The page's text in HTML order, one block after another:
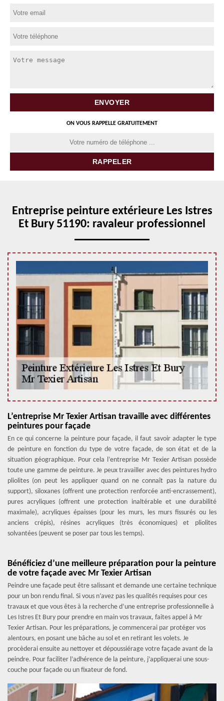
ON VOUS RAPPELLE GRATUITEMENT
Entreprise peinture extérieure Les Istres
Et Bury 51190: ravaleur professionnel
L’entreprise Mr Texier Artisan travaille avec différentes
peintures pour façade
En ce qui concerne la peinture pour façade, il faut savoir adapter le type
de peinture en fonction du type de votre façade, de son état et de la
situation géographique. Pour cela l’entreprise Mr Texier Artisan possède
toute une gamme de peinture. Je peux travailler avec des peintures hydro
pliolites (on peut les appliquer quand on ne connaît pas la nature du
support), siloxanes (offrent une protection renforcée anti-encrassement),
pures acryliques (offrent une protection inaltérable et une durabilité
maximale), acryliques épaisses (pour les murs, les murs fissurés ou les
anciens crépis), résines acryliques (très économiques) et pliolites
solvantées (peuvent se poser par tous les temps).
Bénéficiez d’une meilleure préparation pour la peinture
de votre façade avec Mr Texier Artisan
Peindre une façade peut être salissant et demande une certaine technique
pour un bon rendu final. Si vous n’avez pas les qualités requises pour ces
travaux et que vous êtes à la recherche d’une entreprise professionnelle à
Les Istres Et Bury pour prendre en main vos travaux, faites appel à Mr
Texier Artisan. Pour les préparations, je commencerai par protéger vos
alentours, en posant une bâche au sol et en retirant les volets. Je
procèderai ensuite au nettoyer et dépoussiérage votre façade avant de la
peindre. Pour faciliter l’adhérence de la peinture, j’appliquerai une sous-
couche pour façade ou un fixateur de fond.